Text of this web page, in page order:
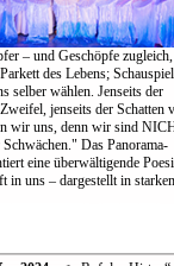
– und Geschöpfe zugleich,
des Lebens;
selber wählen. Jenseits der
jenseits der Schatten
wir uns, denn wir sind
Das Panorama-
eine überwältigende
in uns – dargestellt in